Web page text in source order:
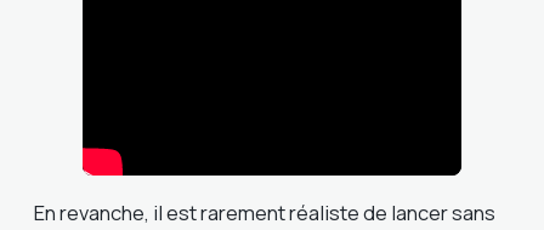
En revanche, il est rarement réaliste de lancer sans